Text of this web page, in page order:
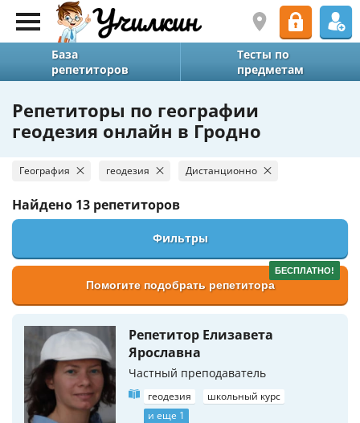
База
репетиторов
Тесты по
предметам
Репетиторы по географии
геодезия онлайн в Гродно
География геодезия Дистанционно
Найдено 13 репетиторов
Фильтры
БЕСПЛАТНО!
Помогите подобрать репетитора
Репетитор Елизавета
Ярославна
Частный преподаватель
геодезия
школьный курс
и еще 1